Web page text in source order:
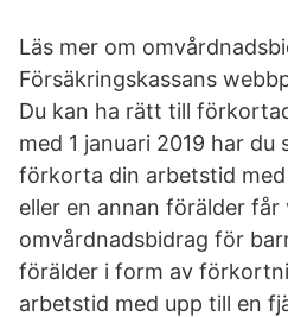
Läs mer om
Försäkringskassans
Du kan ha rätt till
med 1 januari 2019 har
förkorta din arbetstid
eller en annan förälder får
omvårdnadsbidrag för
förälder i form av
arbetstid med upp till en